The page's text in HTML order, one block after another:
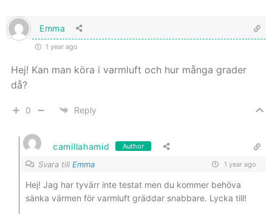
Emma
1 year ago
Hej! Kan man köra i varmluft och hur många grader
då?
0 Reply
camillahamid Author
Svara till Emma 1 year ago
Hej! Jag har tyvärr inte testat men du kommer behöva
sänka värmen för varmluft gräddar snabbare. Lycka till!